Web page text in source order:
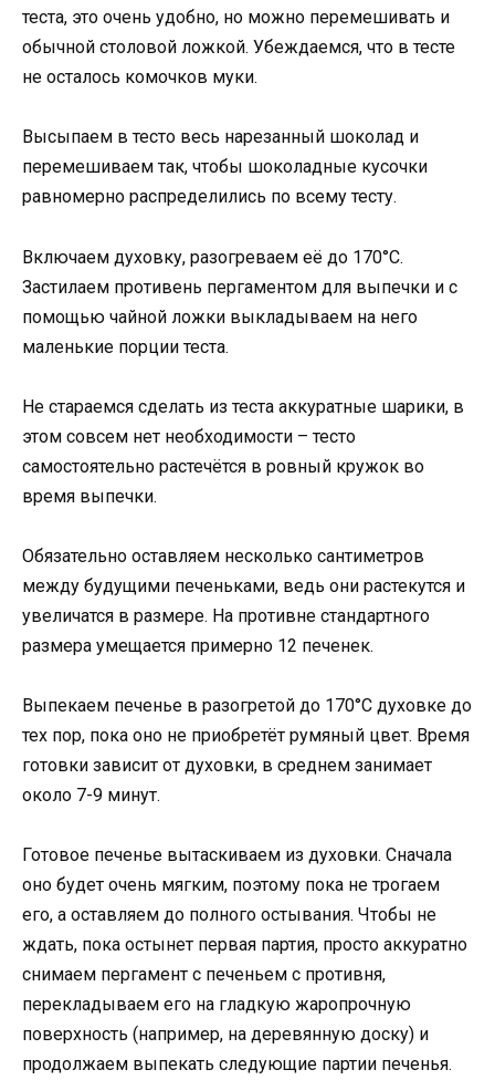
теста, это очень удобно, но можно перемешивать и
обычной столовой ложкой. Убеждаемся, что в тесте
не осталось комочков муки.
Высыпаем в тесто весь нарезанный шоколад и
перемешиваем так, чтобы шоколадные кусочки
равномерно распределились по всему тесту.
Включаем духовку, разогреваем её до 170°С.
Застилаем противень пергаментом для выпечки и с
помощью чайной ложки выкладываем на него
маленькие порции теста.
Не стараемся сделать из теста аккуратные шарики, в
этом совсем нет необходимости – тесто
самостоятельно растечётся в ровный кружок во
время выпечки.
Обязательно оставляем несколько сантиметров
между будущими печеньками, ведь они растекутся и
увеличатся в размере. На противне стандартного
размера умещается примерно 12 печенек.
Выпекаем печенье в разогретой до 170°С духовке до
тех пор, пока оно не приобретёт румяный цвет. Время
готовки зависит от духовки, в среднем занимает
около 7-9 минут.
Готовое печенье вытаскиваем из духовки. Сначала
оно будет очень мягким, поэтому пока не трогаем
его, а оставляем до полного остывания. Чтобы не
ждать, пока остынет первая партия, просто аккуратно
снимаем пергамент с печеньем с противня,
перекладываем его на гладкую жаропрочную
поверхность (например, на деревянную доску) и
продолжаем выпекать следующие партии печенья.